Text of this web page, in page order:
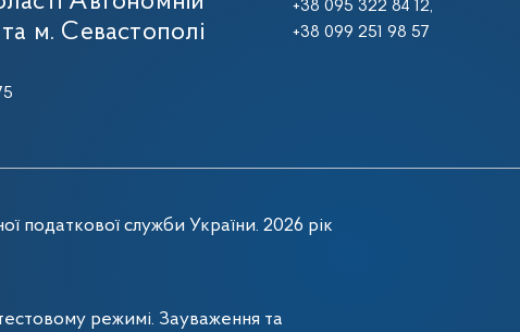
м. Севастополі
+38 095 322 84 12,
+38 099 251 98 57
податкової служби України. 2026 рік
режимі. Зауваження та